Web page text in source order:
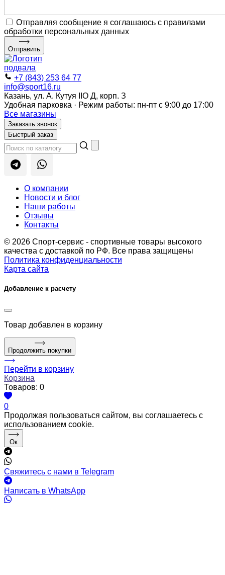
Отправляя сообщение я соглашаюсь с правилами
обработки персональных данных
Отправить
+7 (843) 253 64 77
info@sport16.ru
Казань, ул. А. Кутуя IIO Д, корп. З
Удобная парковка · Режим работы: пн-пт с 9:00 до 17:00
Все магазины
Заказать звонок
Быстрый заказ
О компании
Новости и блог
Наши работы
Отзывы
Контакты
© 2026 Спорт-сервис - спортивные товары высокого
качества с доставкой по РФ. Все права защищены
Политика конфиденциальности
Карта сайта
Добавление к расчету
Товар добавлен в корзину
Продолжить покупки
Перейти в корзину
Корзина
Товаров: 0
0
Продолжая пользоваться сайтом, вы соглашаетесь с
использованием cookie.
Ок
Свяжитесь с нами в Telegram
Написать в WhatsApp